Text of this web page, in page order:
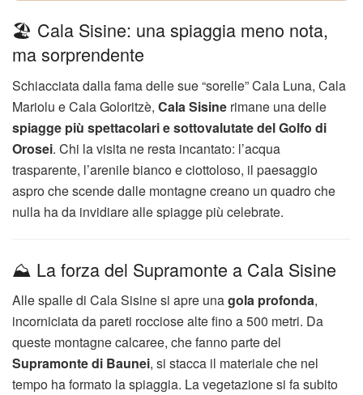
🏖️ Cala Sisine: una spiaggia meno nota,
ma sorprendente
Schiacciata dalla fama delle sue “sorelle” Cala Luna, Cala
Mariolu e Cala Goloritzè, Cala Sisine rimane una delle
spiagge più spettacolari e sottovalutate del Golfo di
Orosei. Chi la visita ne resta incantato: l’acqua
trasparente, l’arenile bianco e ciottoloso, il paesaggio
aspro che scende dalle montagne creano un quadro che
nulla ha da invidiare alle spiagge più celebrate.
⛰️ La forza del Supramonte a Cala Sisine
Alle spalle di Cala Sisine si apre unagola profonda,
incorniciata da pareti rocciose alte fino a 500 metri. Da
queste montagne calcaree, che fanno parte del
Supramonte di Baunei, si stacca il materiale che nel
tempo ha formato la spiaggia. La vegetazione si fa subito